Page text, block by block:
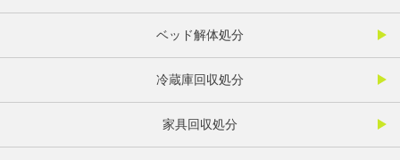
ベッド解体処分
冷蔵庫回収処分
家具回収処分